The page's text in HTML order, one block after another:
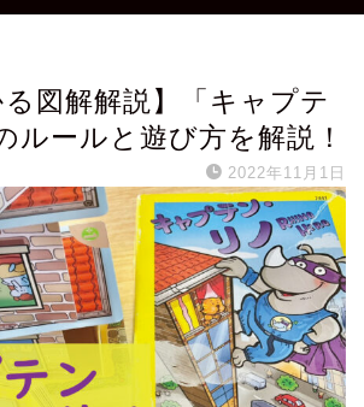
る図解解説】「キャプテ
ルールと遊び方を解説！
2022年11月1日